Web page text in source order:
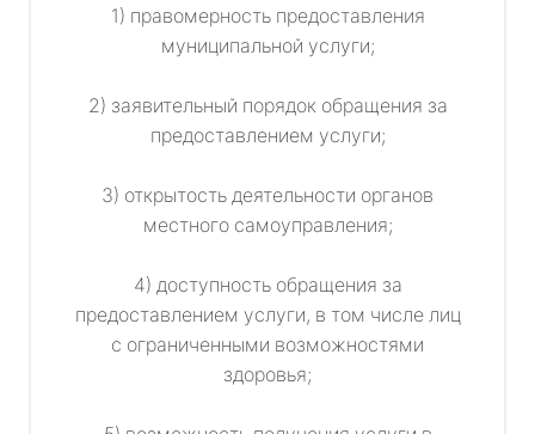
1) правомерность предоставления
муниципальной услуги;
2) заявительный порядок обращения за
предоставлением услуги;
3) открытость деятельности органов
местного самоуправления;
4) доступность обращения за
предоставлением услуги, в том числе лиц
с ограниченными возможностями
здоровья;